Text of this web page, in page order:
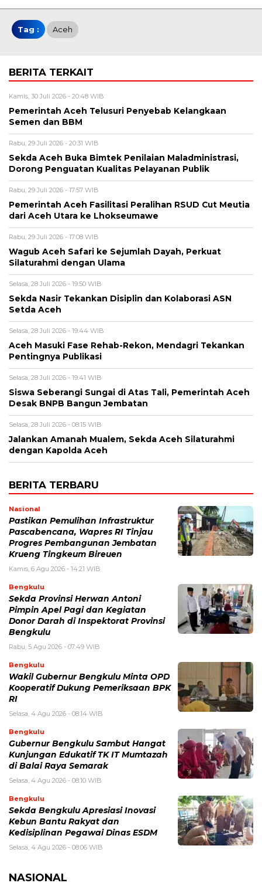
Tag : Aceh
BERITA TERKAIT
Kamis, 30 Juli 2026 - 20:48 WIB
Pemerintah Aceh Telusuri Penyebab Kelangkaan
Semen dan BBM
Rabu, 29 Juli 2026 - 20:31 WIB
Sekda Aceh Buka Bimtek Penilaian Maladministrasi,
Dorong Penguatan Kualitas Pelayanan Publik
Rabu, 29 Juli 2026 - 17:57 WIB
Pemerintah Aceh Fasilitasi Peralihan RSUD Cut Meutia
dari Aceh Utara ke Lhokseumawe
Rabu, 29 Juli 2026 - 17:08 WIB
Wagub Aceh Safari ke Sejumlah Dayah, Perkuat
Silaturahmi dengan Ulama
Selasa, 28 Juli 2026 - 19:50 WIB
Sekda Nasir Tekankan Disiplin dan Kolaborasi ASN
Setda Aceh
Selasa, 28 Juli 2026 - 19:44 WIB
Aceh Masuki Fase Rehab-Rekon, Mendagri Tekankan
Pentingnya Publikasi
Selasa, 28 Juli 2026 - 19:41 WIB
Siswa Seberangi Sungai di Atas Tali, Pemerintah Aceh
Desak BNPB Bangun Jembatan
Selasa, 28 Juli 2026 - 08:15 WIB
Jalankan Amanah Mualem, Sekda Aceh Silaturahmi
dengan Kapolda Aceh
BERITA TERBARU
Nasional
Pastikan Pemulihan Infrastruktur
Pascabencana, Wapres RI Tinjau
Progres Pembangunan Jembatan
Krueng Tingkeum Bireuen
Kamis, 6 Agu 2026 - 14:21 WIB
Bengkulu
Sekda Provinsi Herwan Antoni
Pimpin Apel Pagi dan Kegiatan
Donor Darah di Inspektorat Provinsi
Bengkulu
Rabu, 5 Agu 2026 - 07:49 WIB
Bengkulu
Wakil Gubernur Bengkulu Minta OPD
Kooperatif Dukung Pemeriksaan BPK
RI
Selasa, 4 Agu 2026 - 08:14 WIB
Bengkulu
Gubernur Bengkulu Sambut Hangat
Kunjungan Edukatif TK IT Mumtazah
di Balai Raya Semarak
Selasa, 4 Agu 2026 - 08:10 WIB
Bengkulu
Sekda Bengkulu Apresiasi Inovasi
Kebun Bantu Rakyat dan
Kedisiplinan Pegawai Dinas ESDM
Selasa, 4 Agu 2026 - 08:06 WIB
NASIONAL